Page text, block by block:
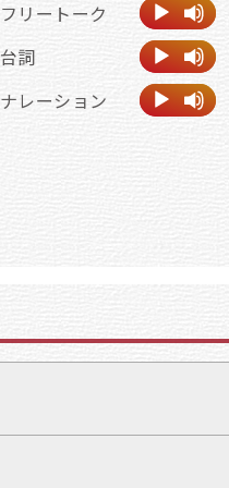
フリートーク
台詞
ナレーション